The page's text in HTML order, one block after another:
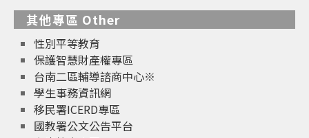
其他專區 Other
性別平等教育
保護智慧財產權專區
台南二區輔導諮商中心※
學生事務資訊網
移民署ICERD專區
國教署公文公告平台